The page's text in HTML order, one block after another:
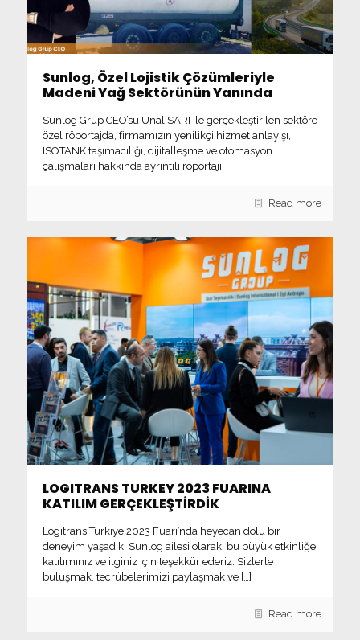
Sunlog, Özel Lojistik Çözümleriyle
Madeni Yağ Sektörünün Yanında
Sunlog Grup CEO’su Unal SARI ile gerçekleştirilen sektöre
özel röportajda, firmamızın yenilikçi hizmet anlayışı,
ISOTANK taşımacılığı, dijitalleşme ve otomasyon
çalışmaları hakkında ayrıntılı röportajı.
Read more
LOGITRANS TURKEY 2023 FUARINA
KATILIM GERÇEKLEŞTİRDİK
Logitrans Türkiye 2023 Fuarı’nda heyecan dolu bir
deneyim yaşadık! Sunlog ailesi olarak, bu büyük etkinliğe
katılımınız ve ilginiz için teşekkür ederiz. Sizlerle
buluşmak, tecrübelerimizi paylaşmak ve […]
Read more